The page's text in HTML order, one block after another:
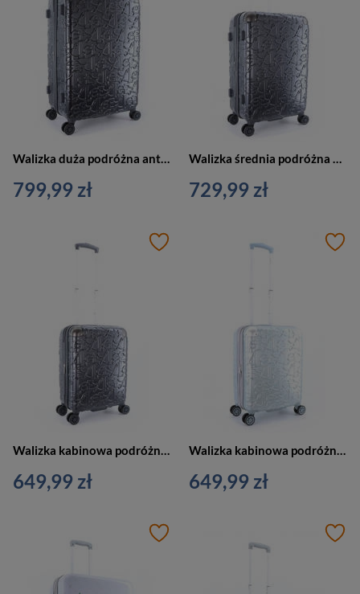
Walizka duża podróżna antracytowa 4 kółka - ELLE Alors
799,99 zł
Walizka średnia podróżna antracytowa 4 kółka - ELLE Alors
729,99 zł
649,99 zł 649,99 zł